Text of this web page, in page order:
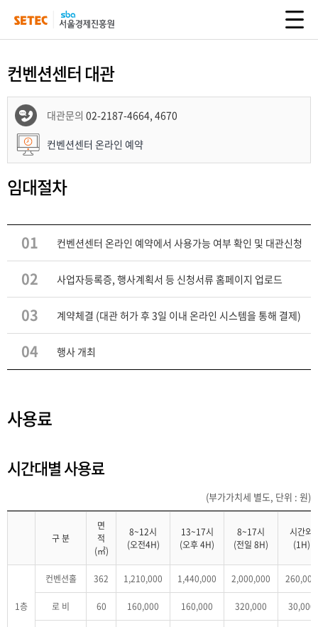
컨벤션센터 대관
대관문의 02-2187-4664, 4670
컨벤션센터 온라인 예약
임대절차
01 컨벤션센터 온라인 예약에서 사용가능 여부 확인 및 대관신청
02 사업자등록증, 행사계획서 등 신청서류 홈페이지 업로드
03 계약체결 (대관 허가 후 3일 이내 온라인 시스템을 통해 결제)
04 행사 개최
사용료
시간대별 사용료
(부가가치세 별도, 단위 : 원)
구 분
면
적
(㎡)
8~12시
(오전4H)
13~17시
(오후 4H)
8~17시
(전일 8H)
시간외
(1H)
1층
컨벤션홀 362 1,210,000 1,440,000 2,000,000 260,000
로 비 60 160,000 160,000 320,000 30,000